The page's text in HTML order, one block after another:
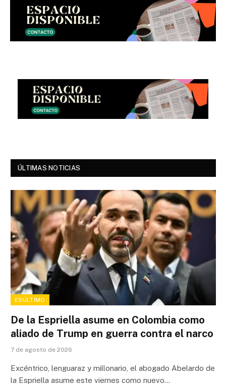
ÚLTIMAS NOTICIAS
ESÚLTIMO
De la Espriella asume en Colombia como
aliado de Trump en guerra contra el narco
7 de agosto de 2026
Excéntrico, lenguaraz y millonario, el abogado Abelardo de
la Espriella asume este viernes como nuevo…